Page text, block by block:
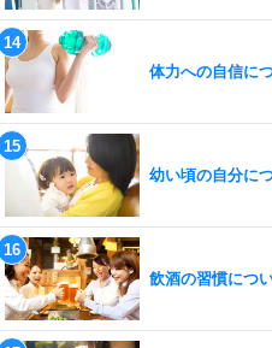
体力への自信に
幼い頃の自分に
飲酒の習慣につ